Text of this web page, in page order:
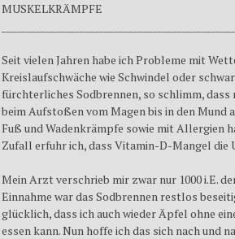
MUSKELKRÄMPFE
Seit vielen Jahren habe ich Probleme mit
Kreislaufschwäche wie Schwindel oder
fürchterliches Sodbrennen, so schlimm, dass
beim Aufstoßen vom Magen bis in den Mund
Fuß und Wadenkrämpfe sowie mit Allergien
Zufall erfuhr ich, dass Vitamin-D-Mangel die
Mein Arzt verschrieb mir zwar nur 1000 i.E.
Einnahme war das Sodbrennen restlos
glücklich, dass ich auch wieder Äpfel ohne
essen kann. Nun hoffe ich das sich nach und